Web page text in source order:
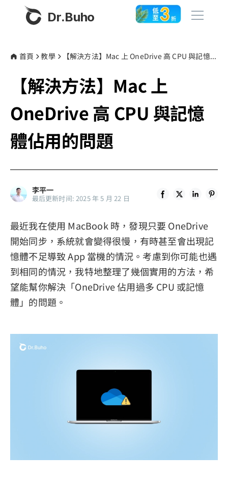
Dr.Buho
產品
BuhoCleaner
BuhoUnlocker
BuhoRepair
BuhoLaunchpad
商店
部落格
更多
聯絡我們
隱私權政策
服務條款
退款政策
首頁 教學 【解決方法】Mac 上 OneDrive 高 CPU 與記憶體佔用的問題
【解決方法】Mac 上
OneDrive 高 CPU 與記憶
體佔用的問題
李平一
最后更新时间: 2025 年 5 月 22 日
最近我在使用 MacBook 時，發現只要 OneDrive
開始同步，系統就會變得很慢，有時甚至會出現記
憶體不足導致 App 當機的情況。考慮到你可能也遇
到相同的情況，我特地整理了幾個實用的方法，希
望能幫你解決「OneDrive 佔用過多 CPU 或記憶
體」的問題。